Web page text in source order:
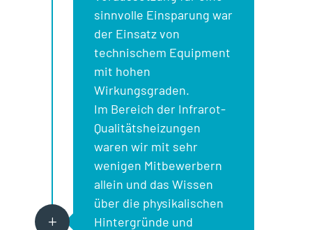
L
sinnvolle Einsparung war
der Einsatz von
technischem Equipment
mit hohen
Wirkungsgraden.
Im Bereich der Infrarot-
Qualitätsheizungen
waren wir mit sehr
wenigen Mitbewerbern
allein und das Wissen
über die physikalischen
Hintergründe und